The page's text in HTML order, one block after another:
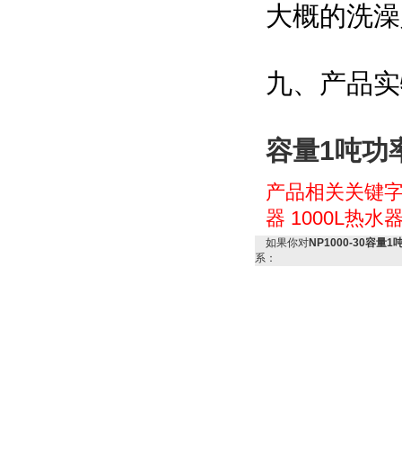
大概的洗
九、产品
容量1吨功
产品相关关键
器 1000L热水
如果你对NP1000-30容量1
系：